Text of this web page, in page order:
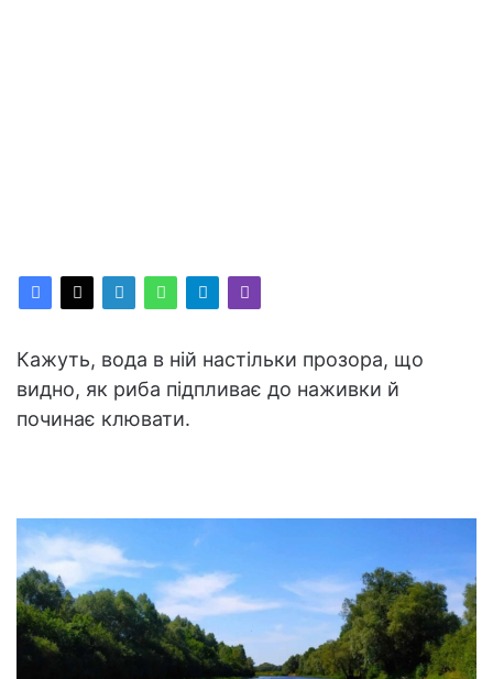
Кажуть, вода в ній настільки прозора, що
видно, як риба підпливає до наживки й
починає клювати.